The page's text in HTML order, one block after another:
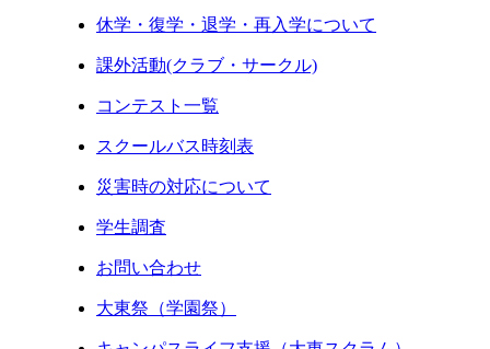
休学・復学・退学・再入学について
課外活動(クラブ・サークル)
コンテスト一覧
スクールバス時刻表
災害時の対応について
学生調査
お問い合わせ
大東祭（学園祭）